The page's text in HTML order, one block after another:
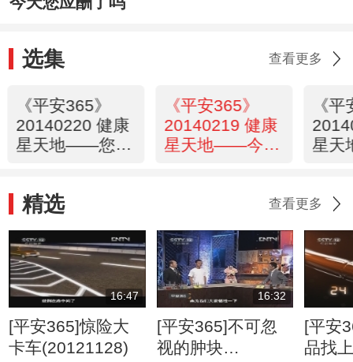
选集 查看更多
《平安365》
20140220 健康
星天地——您该
《平安365》
20140219 健康
星天地——今天
《
星
精选 查看更多
16:47
[平安365]惊险大
卡车(20121128)
16:32
[平安365]不可忽
视的肿块
[平安
品找